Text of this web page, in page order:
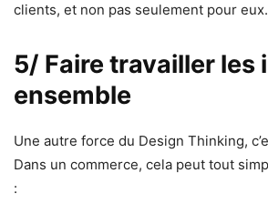
clients, et non pas seulement pour eux.
5/ Faire travailler les
ensemble
Une autre force du Design Thinking,
Dans un commerce, cela peut tout
: